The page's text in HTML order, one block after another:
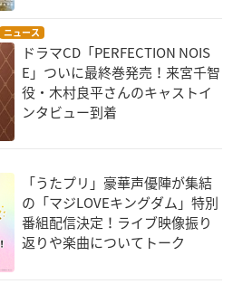
ニュース
ドラマCD「PERFECTION NOIS
E」ついに最終巻発売！来宮千智
役・木村良平さんのキャストイ
ンタビュー到着
「うたプリ」豪華声優陣が集結
の「マジLOVEキングダム」特別
番組配信決定！ライブ映像振り
返りや楽曲についてトーク